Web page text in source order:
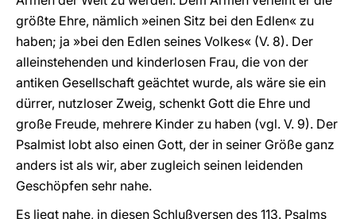
größte Ehre, nämlich »einen Sitz bei den Edlen« zu
haben; ja »bei den Edlen seines Volkes« (V. 8). Der
alleinstehenden und kinderlosen Frau, die von der
antiken Gesellschaft geächtet wurde, als wäre sie ein
dürrer, nutzloser Zweig, schenkt Gott die Ehre und
große Freude, mehrere Kinder zu haben (vgl. V. 9). Der
Psalmist lobt also einen Gott, der in seiner Größe ganz
anders ist als wir, aber zugleich seinen leidenden
Geschöpfen sehr nahe.
Es liegt nahe, in diesen Schlußversen des 113. Psalms